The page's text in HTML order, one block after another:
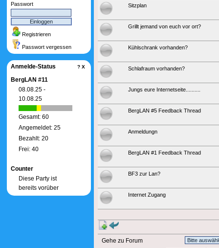
Sitzplan
Grillt jemand von euch vor ort?
Kühlschrank vorhanden?
Schlafraum vorhanden?
Jungs eure Internetseite..........
BergLAN #5 Feedback Thread
Anmeldungn
BergLAN #1 Feedback Thread
BF3 zur Lan?
Internet Zugang
Gehe zu Forum
Passwort
Registrieren
Passwort vergessen
Anmelde-Status ? X
BergLAN #11
08.08.25 -
10.08.25
Gesamt: 60
Angemeldet: 25
Bezahlt: 20
Frei: 40
Counter
Diese Party ist
bereits vorüber